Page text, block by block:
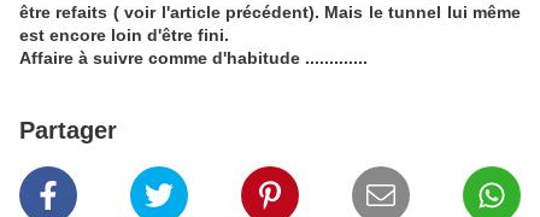
être refaits ( voir l'article précédent). Mais le tunnel lui même
est encore loin d'être fini.
Affaire à suivre comme d'habitude .............
Partager